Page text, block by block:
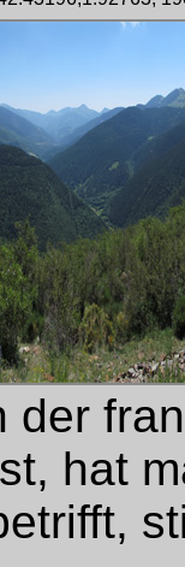
der
hat